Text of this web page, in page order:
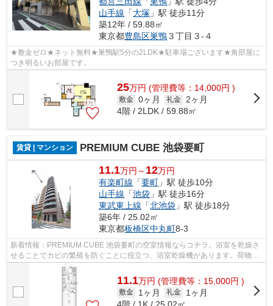
山手線 「大塚 」駅 徒歩11分
築12年 / 59.88㎡
東京都豊島区巣鴨３丁目３-４
★敷金ゼロ★ネット無料★巣鴨駅5分の2LDK★駐車場ございます★角部屋に
つき明るいお部屋です。
25万円 (管理費等：14,000円 )
敷金 0ヶ月 礼金
2ヶ月
4階 / 2LDK / 59.88㎡
賃貸 | マンション PREMIUM CUBE 池袋要町
11.1万円～ 12万円
有楽町線 「要町 」駅 徒歩10分
山手線 「池袋 」駅 徒歩16分
東武東上線 「北池袋 」駅 徒歩18分
築6年 / 25.02㎡
東京都板橋区中丸町8-3
新着情報：PREMIUM CUBE 池袋要町の空室情報ならコチラ。浴室を乾燥さ
せることでカビの繁殖を防ぐことに役立つ、浴室乾燥機があります。荷物を
注文する時に時間を気にしなくてよくなる...
11.1万円 (管理費等：15,000円 )
敷金 1ヶ月 礼金
1ヶ月